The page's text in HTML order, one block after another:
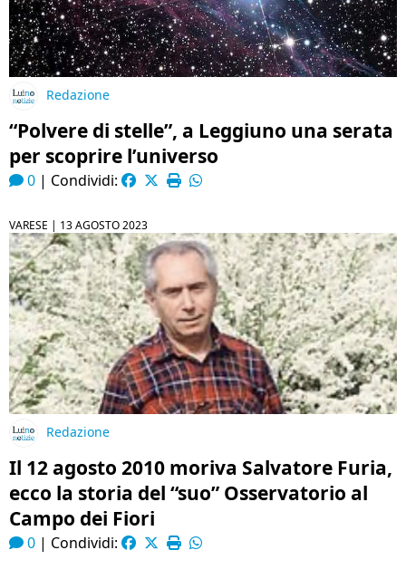
Redazione
“Polvere di stelle”, a Leggiuno una serata
per scoprire l’universo
0 | Condividi:
VARESE | 13 AGOSTO 2023
Redazione
Il 12 agosto 2010 moriva Salvatore Furia,
ecco la storia del “suo” Osservatorio al
Campo dei Fiori
0 | Condividi: